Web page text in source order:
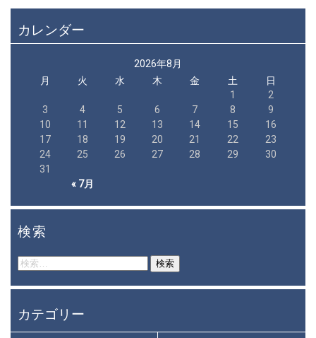
カレンダー
2026年8月
月
火 水 木 金 土 日
« 7月
1
2
3
4 5 6 7 8
9
10
11 12 13 14 15
16
17
18 19 20 21 22
23
24
25 26 27 28 29
30
31
検索
検
索:
カテゴリー